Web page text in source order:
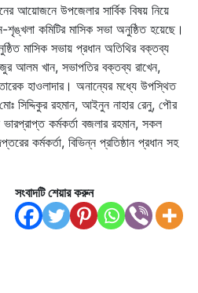
আয়োজনে উপজেলার সার্বিক বিষয় নিয়ে
কমিটির মাসিক সভা অনুষ্ঠিত হয়েছে।
মাসিক সভায় প্রধান অতিথির বক্তব্য
আলম খান, সভাপতির বক্তব্য রাখেন,
হাওলাদার। অনান্যের মধ্যে উপস্থিত
সিদ্দিকুর রহমান, আইনুন নাহার রেনু, পৌর
কর্মকর্তা বজলার রহমান, সকল
কর্মকর্তা, বিভিন্ন প্রতিষ্ঠান প্রধান সহ
সংবাদটি শেয়ার করুন